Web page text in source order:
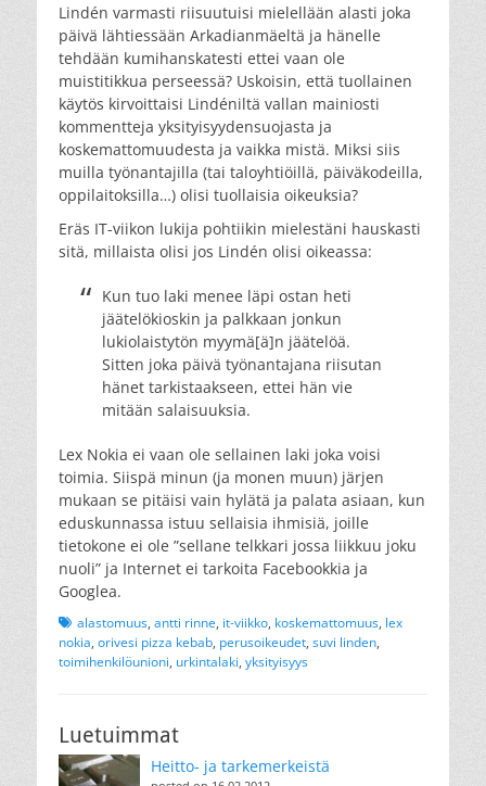
Lindén varmasti riisuutuisi mielellään alasti joka
päivä lähtiessään Arkadianmäeltä ja hänelle
tehdään kumihanskatesti ettei vaan ole
muistitikkua perseessä? Uskoisin, että tuollainen
käytös kirvoittaisi Lindéniltä vallan mainiosti
kommentteja yksityisyydensuojasta ja
koskemattomuudesta ja vaikka mistä. Miksi siis
muilla työnantajilla (tai taloyhtiöillä, päiväkodeilla,
oppilaitoksilla…) olisi tuollaisia oikeuksia?
Eräs IT-viikon lukija pohtiikin mielestäni hauskasti
sitä, millaista olisi jos Lindén olisi oikeassa:
Kun tuo laki menee läpi ostan heti
jäätelökioskin ja palkkaan jonkun
lukiolaistytön myymä[ä]n jäätelöä.
Sitten joka päivä työnantajana riisutan
hänet tarkistaakseen, ettei hän vie
mitään salaisuuksia.
Lex Nokia ei vaan ole sellainen laki joka voisi
toimia. Siispä minun (ja monen muun) järjen
mukaan se pitäisi vain hylätä ja palata asiaan, kun
eduskunnassa istuu sellaisia ihmisiä, joille
tietokone ei ole ”sellane telkkari jossa liikkuu joku
nuoli” ja Internet ei tarkoita Facebookkia ja
Googlea.
Tagsalastomuus, antti rinne, it-viikko, koskemattomuus, lex
nokia, orivesi pizza kebab, perusoikeudet, suvi linden,
toimihenkilöunioni, urkintalaki, yksityisyys
Luetuimmat
Heitto- ja tarkemerkeistä